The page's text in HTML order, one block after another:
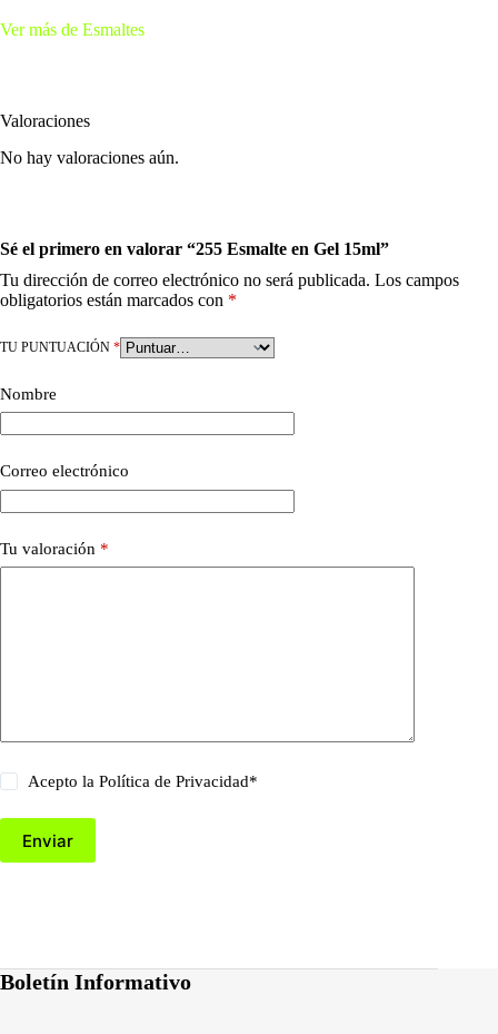
Ver más de Esmaltes
Valoraciones
No hay valoraciones aún.
Sé el primero en valorar “255 Esmalte en Gel 15ml”
Tu dirección de correo electrónico no será publicada. Los campos
obligatorios están marcados con *
TU PUNTUACIÓN *
Nombre
Correo electrónico
Tu valoración *
Acepto laPolítica de Privacidad*
Enviar
Boletín Informativo